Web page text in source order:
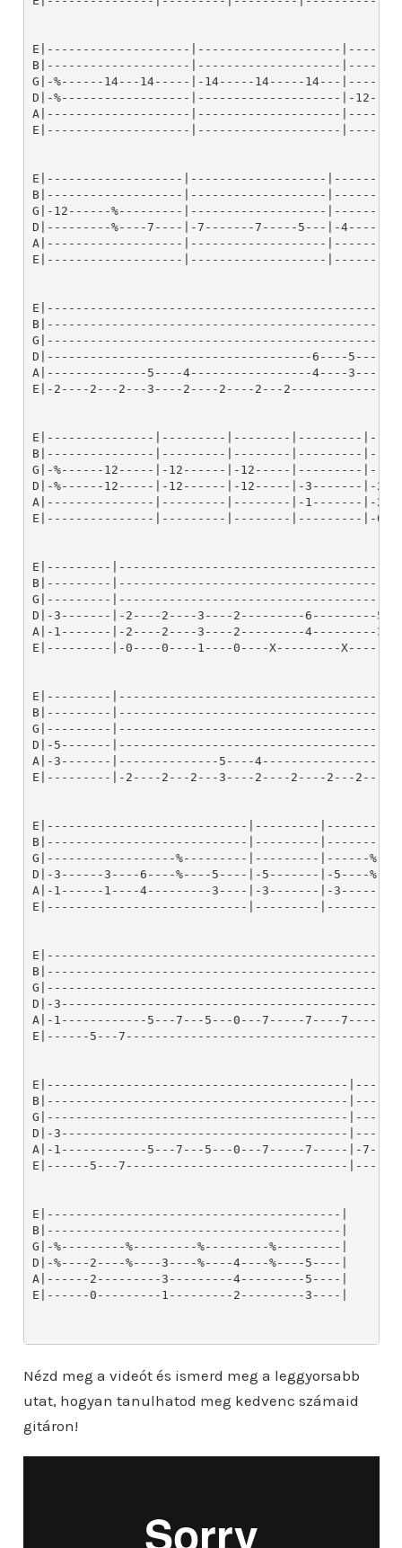
Nézd meg a videót és ismerd meg a leggyorsabb
utat, hogyan tanulhatod meg kedvenc számaid
gitáron!